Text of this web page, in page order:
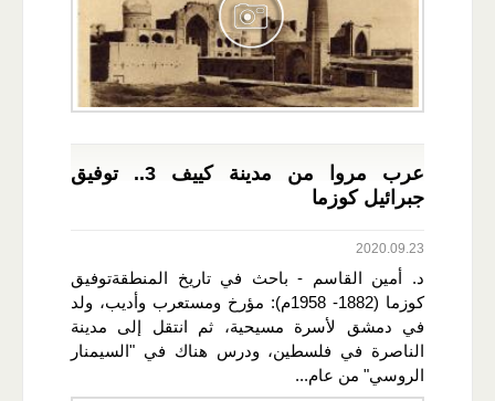
عرب مروا من مدينة كييف 3.. توفيق
جبرائيل كوزما
2020.09.23
د. أمين القاسم - باحث في تاريخ المنطقةتوفيق
كوزما (1882- 1958م): مؤرخ ومستعرب وأديب، ولد
في دمشق لأسرة مسيحية، ثم انتقل إلى مدينة
الناصرة في فلسطين، ودرس هناك في "السيمنار
الروسي" من عام...